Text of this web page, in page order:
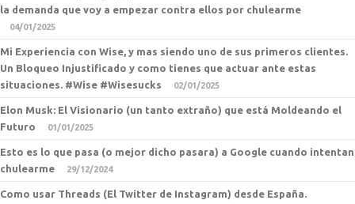
la demanda que voy a empezar contra ellos por chulearme
04/01/2025
Mi Experiencia con Wise, y mas siendo uno de sus primeros clientes.
Un Bloqueo Injustificado y como tienes que actuar ante estas
situaciones. #Wise #Wisesucks
02/01/2025
Elon Musk: El Visionario (un tanto extraño) que está Moldeando el
Futuro
01/01/2025
Esto es lo que pasa (o mejor dicho pasara) a Google cuando intentan
chulearme
29/12/2024
Como usar Threads (El Twitter de Instagram) desde España.